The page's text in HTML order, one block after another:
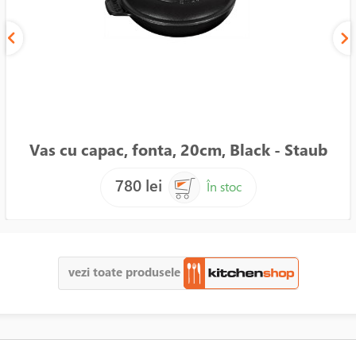
Vas cu capac, fonta, 20cm, Black - Staub
780 lei
În stoc
vezi toate produsele